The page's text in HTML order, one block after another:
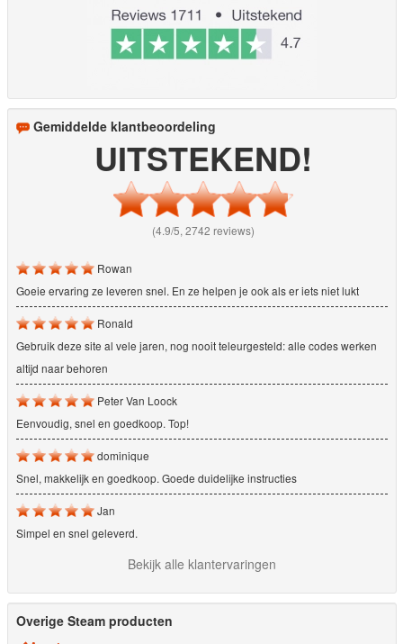
Gemiddelde klantbeoordeling
UITSTEKEND!
(4.9/5, 2742 reviews)
Rowan
Goeie ervaring ze leveren snel. En ze helpen je ook als er iets niet lukt
Ronald
Gebruik deze site al vele jaren, nog nooit teleurgesteld: alle codes werken
altijd naar behoren
Peter Van Loock
Eenvoudig, snel en goedkoop. Top!
dominique
Snel, makkelijk en goedkoop. Goede duidelijke instructies
Jan
Simpel en snel geleverd.
Bekijk alle klantervaringen
Overige Steam producten